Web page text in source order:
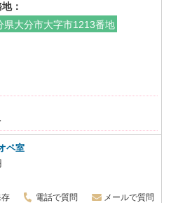
：
県大分市大字市1213番地
ペ室
電話で質問 メールで質問